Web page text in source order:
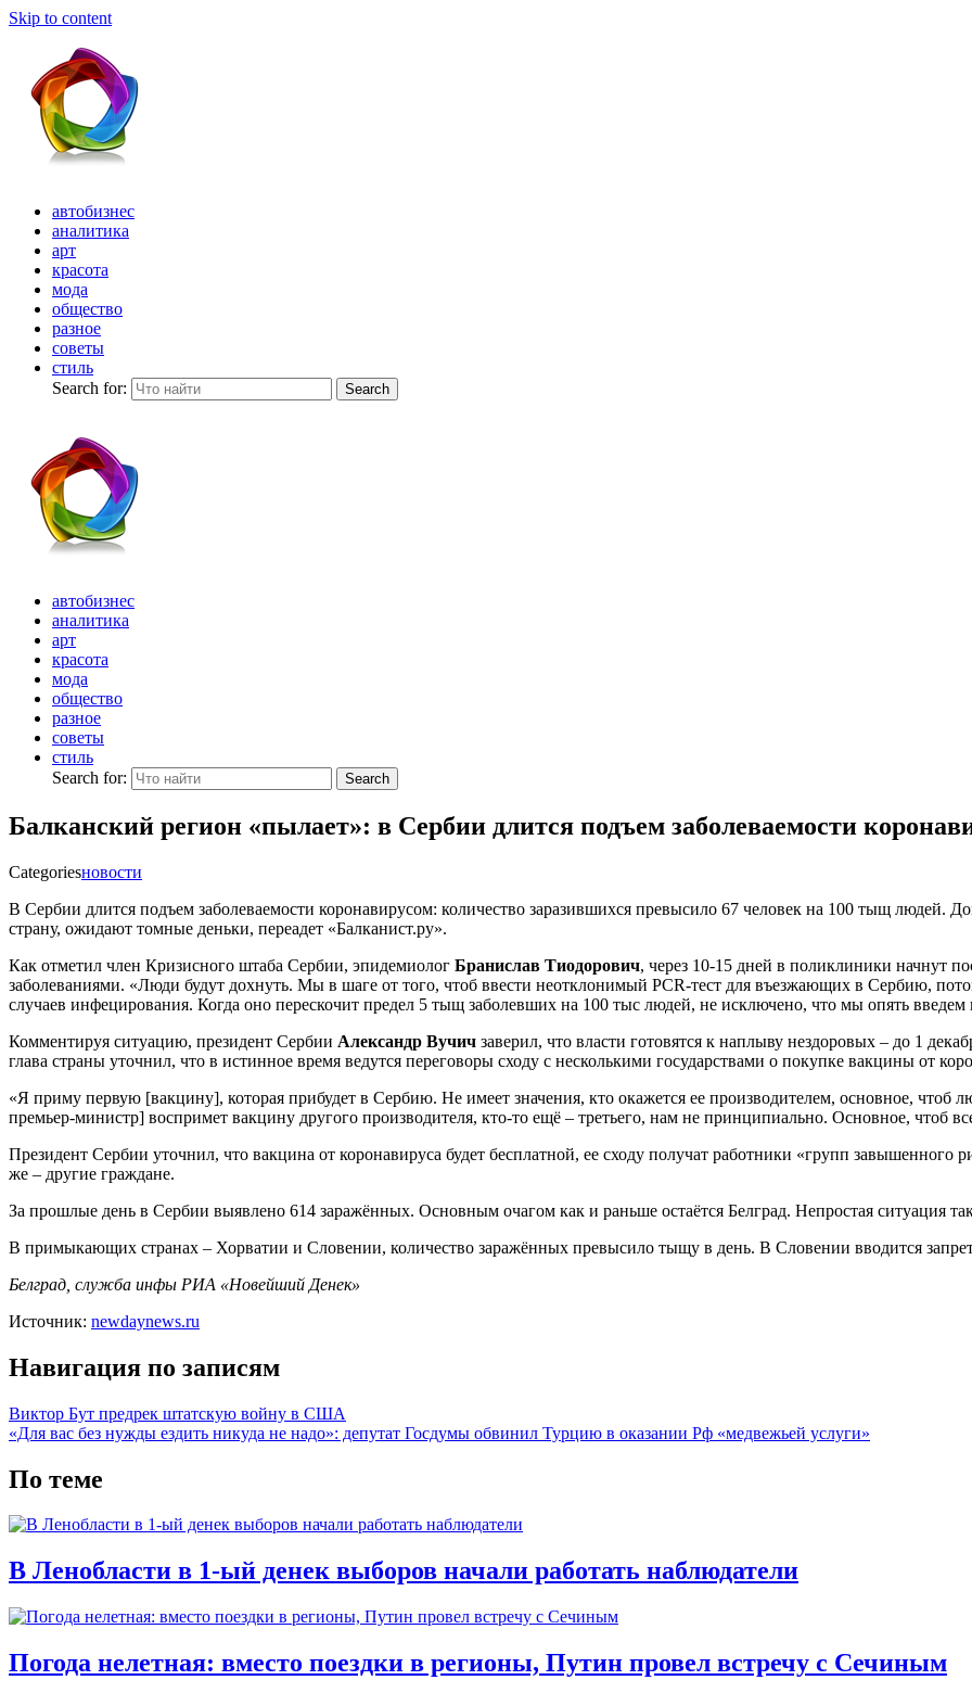
Skip to content
автобизнес
аналитика
арт
красота
мода
общество
разное
советы
стиль
Search for:
Search
автобизнес
аналитика
арт
красота
мода
общество
разное
советы
стиль
Search for:
Search
Балканский регион «пылает»: в Сербии длится подъем заболеваемости
Categoriesновости
В Сербии длится подъем заболеваемости коронавирусом: количество заразившихся превысило 67 человек на 100 тыщ людей.
страну, ожидают томные деньки, переадет «Балканист.ру».
Как отметил член Кризисного штаба Сербии, эпидемиолог Бранислав Тиодорович, через 10-15 дней в поликлиники начнут
заболеваниями. «Люди будут дохнуть. Мы в шаге от того, чтоб ввести неотклонимый PCR-тест для въезжающих в Сербию,
случаев инфецирования. Когда оно перескочит предел 5 тыщ заболевших на 100 тыс людей, не исключено, что мы опять
Комментируя ситуацию, президент Сербии Александр Вучич заверил, что власти готовятся к наплыву нездоровых – до 1
глава страны уточнил, что в истинное время ведутся переговоры сходу с несколькими государствами о покупке вакцины от
«Я приму первую [вакцину], которая прибудет в Сербию. Не имеет значения, кто окажется ее производителем, основное, чтоб
премьер-министр] воспримет вакцину другого производителя, кто-то ещё – третьего, нам не принципиально. Основное, чтоб
Президент Сербии уточнил, что вакцина от коронавируса будет бесплатной, ее сходу получат работники «групп
же – другие граждане.
За прошлые день в Сербии выявлено 614 заражённых. Основным очагом как и раньше остаётся Белград. Непростая ситуация
В примыкающих странах – Хорватии и Словении, количество заражённых превысило тыщу в день. В Словении вводится
Белград, служба инфы РИА «Новейший Денек»
Источник: newdaynews.ru
Навигация по записям
Виктор Бут предрек штатскую войну в США
«Для вас без нужды ездить никуда не надо»: депутат Госдумы обвинил Турцию в оказании Рф «медвежьей услуги»
По теме
В Ленобласти в 1-ый денек выборов начали работать наблюдатели
Погода нелетная: вместо поездки в регионы, Путин провел встречу с Сечиным